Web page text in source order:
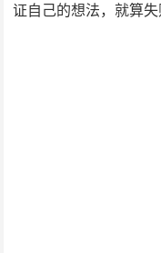
证自己的想法，就算失